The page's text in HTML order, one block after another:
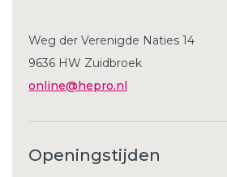
Weg der Verenigde Naties 14
9636 HW Zuidbroek
online@hepro.nl
Openingstijden